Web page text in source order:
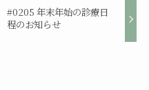
#0205 年末年始の診療日
程のお知らせ